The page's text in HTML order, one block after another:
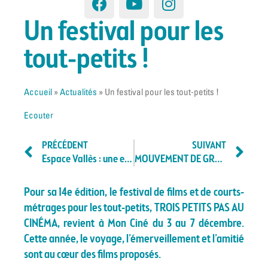
Un festival pour les
tout-petits !
Accueil » Actualités » Un festival pour les tout-petits !
Ecouter
PRÉCÉDENT
Espace Vallès : une exposition collective !
SUIVANT
MOUVEMENT DE GRÈVE DU MARDI 2 DÉCEMBRE
Pour sa 14e édition, le festival de films et de courts-
métrages pour les tout-petits, TROIS PETITS PAS AU
CINÉMA, revient à Mon Ciné du 3 au 7 décembre.
Cette année, le voyage, l’émerveillement et l’amitié
sont au cœur des films proposés.